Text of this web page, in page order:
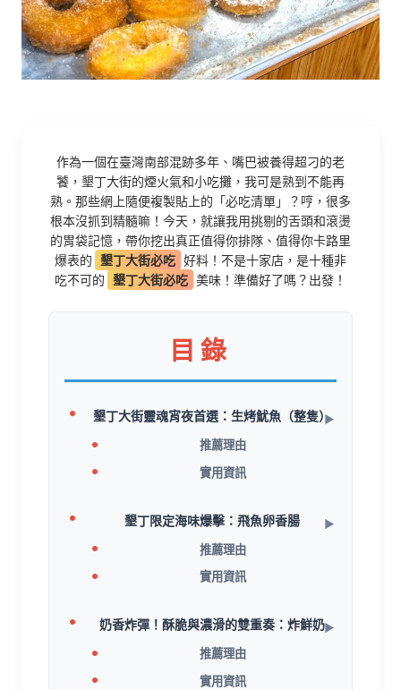
作為一個在臺灣南部混跡多年、嘴巴被養得超刁的老
饕，墾丁大街的煙火氣和小吃攤，我可是熟到不能再
熟。那些網上隨便複製貼上的「必吃清單」？哼，很多
根本沒抓到精髓嘛！今天，就讓我用挑剔的舌頭和滾燙
的胃袋記憶，帶你挖出真正值得你排隊、值得你卡路里
爆表的 墾丁大街必吃 好料！不是十家店，是十種非
吃不可的 墾丁大街必吃 美味！準備好了嗎？出發！
目錄
墾丁大街靈魂宵夜首選：生烤魷魚（整隻）
推薦理由
實用資訊
墾丁限定海味爆擊：飛魚卵香腸
推薦理由
實用資訊
奶香炸彈！酥脆與濃滑的雙重奏：炸鮮奶
推薦理由
實用資訊